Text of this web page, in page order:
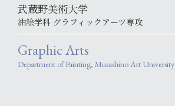
武蔵野美術大学
油絵学科 グラフィックアーツ専攻
Graphic Arts
Department of Painting, Musashino Art University